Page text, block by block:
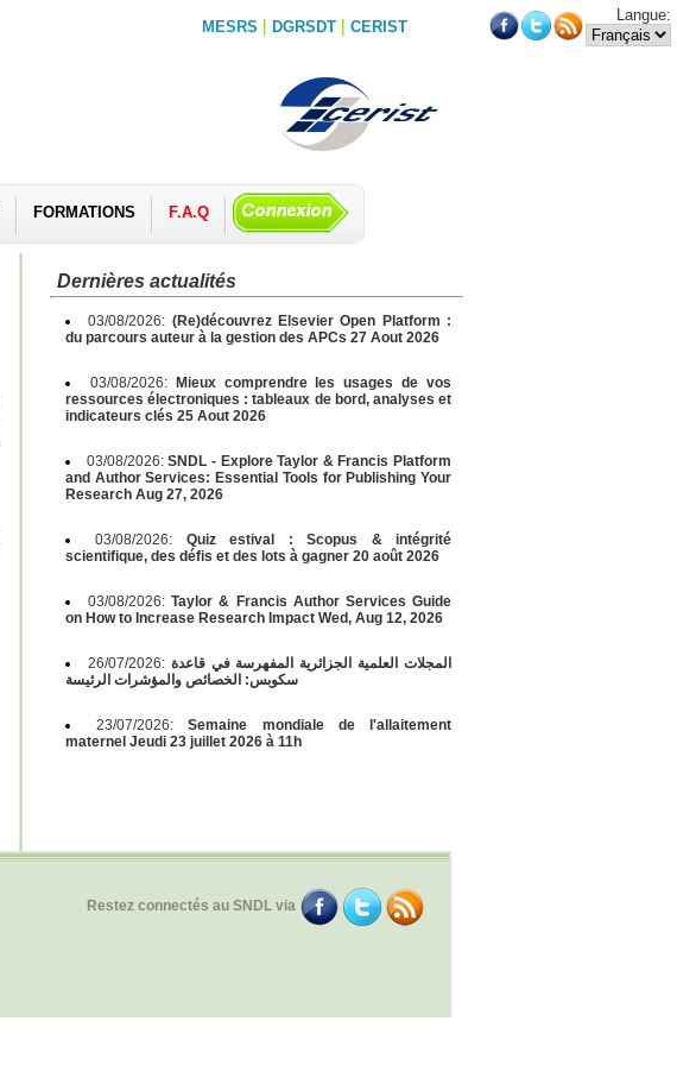
MESRS | DGRSDT | CERIST
Langue:
FORMATIONS F.A.Q
Dernières actualités
03/08/2026: (Re)découvrez Elsevier Open Platform :
du parcours auteur à la gestion des APCs 27 Aout 2026
03/08/2026:
Mieux comprendre les usages de vos
ressources électroniques : tableaux de bord, analyses et
indicateurs clés 25 Aout 2026
03/08/2026:SNDL - Explore Taylor & Francis Platform
and Author Services: Essential Tools for Publishing Your
Research Aug 27, 2026
03/08/2026: Quiz estival : Scopus & intégrité
scientifique, des défis et des lots à gagner 20 août 2026
03/08/2026:Taylor & Francis Author Services Guide
on How to Increase Research Impact Wed, Aug 12, 2026
26/07/2026: المجلات العلمية الجزائرية المفهرسة في قاعدة
سكوبس: الخصائص والمؤشرات الرئيسة
23/07/2026:Semaine mondiale de l'allaitement
maternel Jeudi 23 juillet 2026 à 11h
Restez connectés au SNDL via